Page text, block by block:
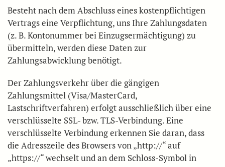
Besteht nach dem Abschluss eines kostenpflichtigen
Vertrags eine Verpflichtung, uns Ihre Zahlungsdaten
(z. B. Kontonummer bei Einzugsermächtigung) zu
übermitteln, werden diese Daten zur
Zahlungsabwicklung benötigt.
Der Zahlungsverkehr über die gängigen
Zahlungsmittel (Visa/MasterCard,
Lastschriftverfahren) erfolgt ausschließlich über eine
verschlüsselte SSL- bzw. TLS-Verbindung. Eine
verschlüsselte Verbindung erkennen Sie daran, dass
die Adresszeile des Browsers von „http://“ auf
„https://“ wechselt und an dem Schloss-Symbol in